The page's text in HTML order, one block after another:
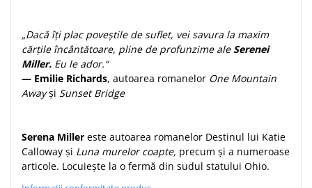
„Dacă îți plac poveștile de suflet, vei savura la maxim
cărțile încântătoare, pline de profunzime aleSerenei
Miller. Eu le ador.“
— Emilie Richards, autoarea romanelor One Mountain
Awayși Sunset Bridge
Serena Miller este autoarea romanelor Destinul lui Katie
Calloway și Luna murelor coapte, precum și a numeroase
articole. Locuiește la o fermă din sudul statului Ohio.